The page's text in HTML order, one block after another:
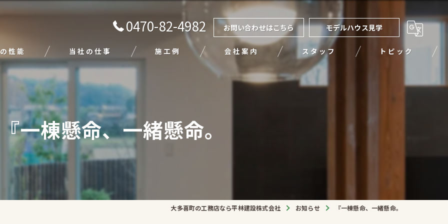
0470-82-4982 お問い合わせはこちら モデルハウス見学
性能 当社の仕事
注文住宅
リフォーム
エクステリア
外壁塗装
施工例 会社案内 スタッフ トピック
一棟懸命、一緒懸命。
大多喜町の工務店なら平林建設株式会社 お知らせ 『一棟懸命、一緒懸命。